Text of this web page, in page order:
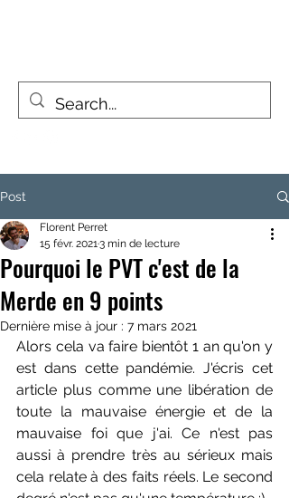
Post
Pourquoi le PVT c'est de la
Merde en 9 points
Florent Perret
15 févr. 20213 min de lecture
Dernière mise à jour : 7 mars 2021
Alors cela va faire bientôt 1 an qu'on y
est dans cette pandémie. J'écris cet
article plus comme une libération de
toute la mauvaise énergie et de la
mauvaise foi que j'ai. Ce n'est pas
aussi à prendre très au sérieux mais
cela relate à des faits réels. Le second